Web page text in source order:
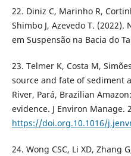
22. Diniz C, Marinho R,
Shimbo J, Azevedo T.
em Suspensão na Bacia do
23. Telmer K, Costa M,
source and fate of sediment
River, Pará, Brazilian
evidence. J Environ Manage.
https://doi.org.10.1016/
24. Wong CSC, Li XD, Zhang